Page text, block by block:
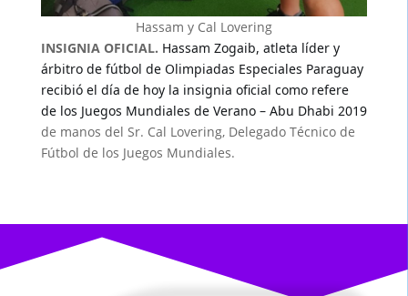
Hassam y Cal Lovering
INSIGNIA OFICIAL. Hassam Zogaib, atleta líder y
árbitro de fútbol de Olimpiadas Especiales Paraguay
recibió el día de hoy la insignia oficial como refere
de los Juegos Mundiales de Verano – Abu Dhabi 2019
de manos del Sr. Cal Lovering, Delegado Técnico de
Fútbol de los Juegos Mundiales.